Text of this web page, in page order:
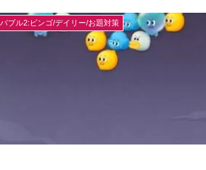
バブル2:ビンゴ/デイリー/お題対策